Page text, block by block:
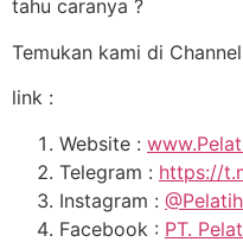
tahu caranya ?
Temukan kami di
link :
Website :
Telegram : https://
Instagram :
Facebook : PT.